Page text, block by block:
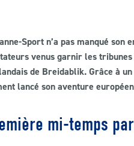
Sport n’a pas manqué
venus garnir les
de Breidablik. Grâce à
lancé son aventure
mi-temps